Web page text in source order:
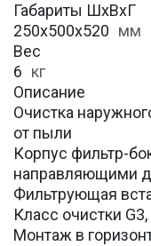
Габариты ШхВхГ
250x500x520 мм
Вес
6 кг
Описание
Очистка
от пыли
Корпус фильтр-
направляющими
Фильтрующая
Класс очистки
Монтаж в